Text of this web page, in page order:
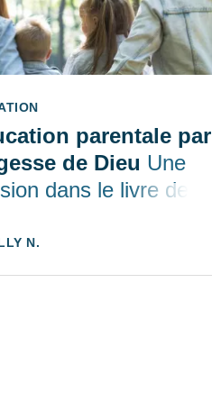
parentale par
de Dieu Une
dans le livre des
N.